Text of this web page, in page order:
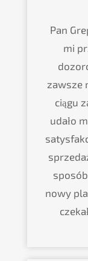
Pan
mi
zawsze
ciągu
udało
nowy